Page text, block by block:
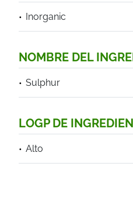
Inorganic
NOMBRE DEL
Sulphur
LOGP DE
Alto